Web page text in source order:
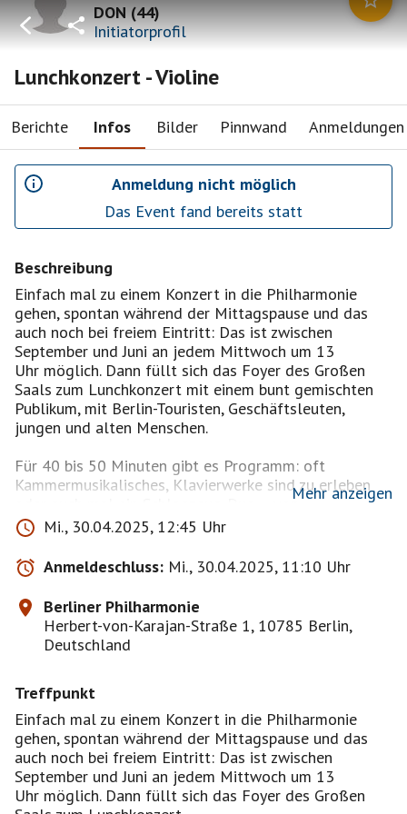
DON(44)
Initiatorprofil
Lunchkonzert - Violine
Berichte Infos Bilder Pinnwand Anmeldungen
Anmeldung nicht möglich
Das Event fand bereits statt
Beschreibung
Einfach mal zu einem Konzert in die Philharmonie
gehen, spontan während der Mittagspause und das
auch noch bei freiem Eintritt: Das ist zwischen
September und Juni an jedem Mittwoch um 13
Uhr möglich. Dann füllt sich das Foyer des Großen
Saals zum Lunchkonzert mit einem bunt gemischten
Publikum, mit Berlin-Touristen, Geschäftsleuten,
jungen und alten Menschen.
Für 40 bis 50 Minuten gibt es Programm: oft
Kammermusikalisches, Klavierwerke sind zu erleben
oder auch mal ein Schlagzeug-Duo – von
Tschaikowsky bis zum Tango ist alles dabei. Oft treten
Mitglieder der Berliner Philharmoniker oder der
Karajan-Akademie auf, aber auch Gäste des Deutschen
Symphonie-Orchesters, der Staatskapelle Berlin oder
der Berliner Musikhochschulen. Wie es bei einem
Lunchkonzert nicht anders sein kann, gibt es dazu ein
Catering, das gleichermaßen hochwertig und
preiswert ist.
Lunchkonzerte
Alles, was Sie wissen müssen
Wann: September bis Juni an jedem Mittwoch um 13
Uhr
Dauer: ca. 40 bis 50 Minuten
Eintritt: frei. Aus Sicherheitsgründen ist die Zahl der
Mehr anzeigen
Mi., 30.04.2025, 12:45 Uhr
Anmeldeschluss: Mi., 30.04.2025, 11:10 Uhr
Berliner Philharmonie
Herbert-von-Karajan-Straße 1, 10785 Berlin,
Deutschland
Treffpunkt
Einfach mal zu einem Konzert in die Philharmonie
gehen, spontan während der Mittagspause und das
auch noch bei freiem Eintritt: Das ist zwischen
September und Juni an jedem Mittwoch um 13
Uhr möglich. Dann füllt sich das Foyer des Großen